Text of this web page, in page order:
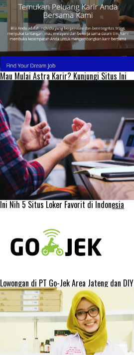
Mau Mulai Astra Karir? Kunjungi Situs Ini
Ini Nih 5 Situs Loker Favorit di Indonesia
Lowongan di PT Go-Jek Area Jateng dan DIY